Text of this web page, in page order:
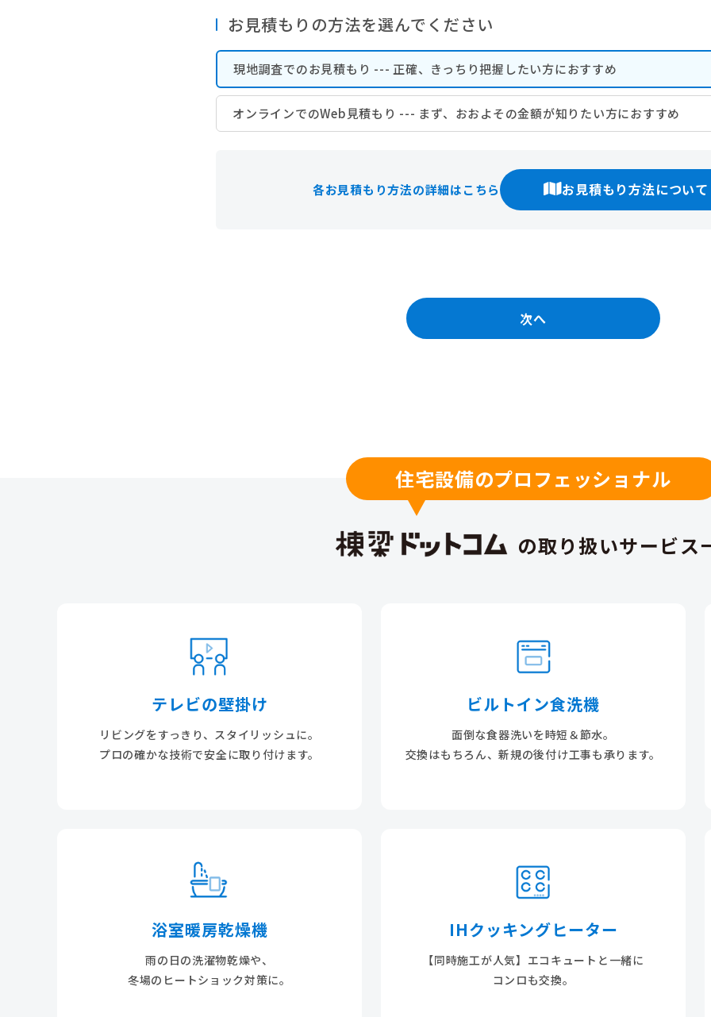
お見積もりの方法を選んでください
現地調査でのお見積もり --- 正確、きっちり把握したい方におすすめ
オンラインでのWeb見積もり --- まず、おおよその金額が知りたい方におすすめ
各お見積もり方法の詳細はこちら お見積もり方法について
次へ
住宅設備のプロフェッショナル
の取り扱いサービス
テレビの壁掛け
リビングをすっきり、スタイリッシュに。
プロの確かな技術で安全に取り付けます。
ビルトイン食洗機
面倒な食器洗いを時短＆節水。
交換はもちろん、新規の後付け工事も承ります。
浴室暖房乾燥機
雨の日の洗濯物乾燥や、
冬場のヒートショック対策に。
IHクッキングヒーター
【同時施工が人気】エコキュートと一緒に
コンロも交換。